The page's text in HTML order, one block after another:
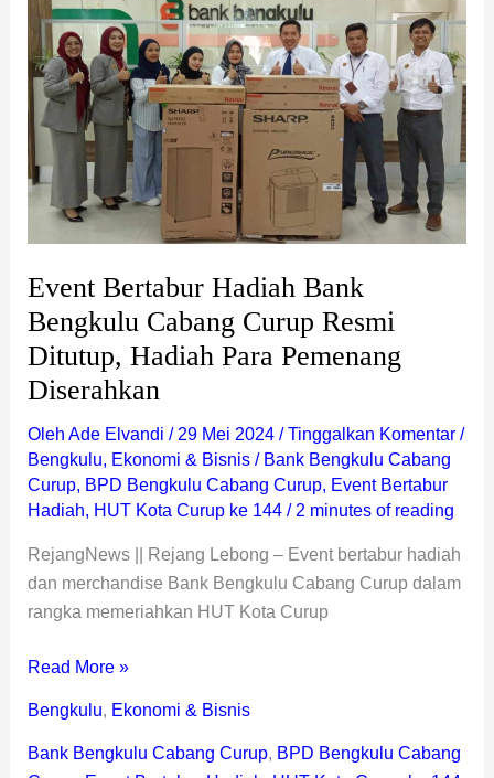
Event Bertabur Hadiah Bank
Bengkulu Cabang Curup Resmi
Ditutup, Hadiah Para Pemenang
Diserahkan
Oleh Ade Elvandi / 29 Mei 2024 /Tinggalkan Komentar /
Bengkulu, Ekonomi & Bisnis/ Bank Bengkulu Cabang
Curup, BPD Bengkulu Cabang Curup, Event Bertabur
Hadiah, HUT Kota Curup ke 144/ 2 minutes of reading
RejangNews || Rejang Lebong – Event bertabur hadiah
dan merchandise Bank Bengkulu Cabang Curup dalam
rangka memeriahkan HUT Kota Curup
Bank
Bengkulu
Cabang
Curup
Resmi
Ditutup,
Hadiah
Para
Pemenang
Read More »
Bengkulu, Ekonomi & Bisnis
Bank Bengkulu Cabang Curup, BPD Bengkulu Cabang